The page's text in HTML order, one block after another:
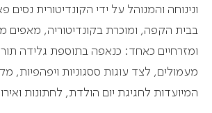
ונינוחה והמנוהל על ידי הקונדיטורית
בבית הקפה, ומוכרת בקונדיטוריה, מאפים
ומזרחיים כאחד: כנאפה בתוספת גלידה
מעמולים, לצד עוגות ססגוניות ויפהפיות,
המיועדות לחגיגת יום הולדת, לחתונות